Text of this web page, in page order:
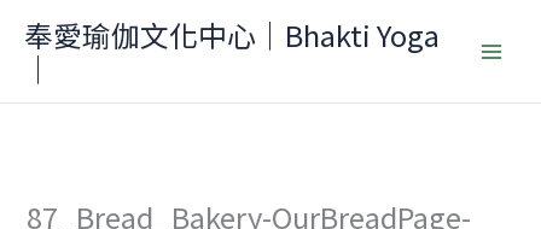
要
奉愛瑜伽文化中心｜Bhakti Yoga
｜
87_Bread_Bakery-OurBreadPage-